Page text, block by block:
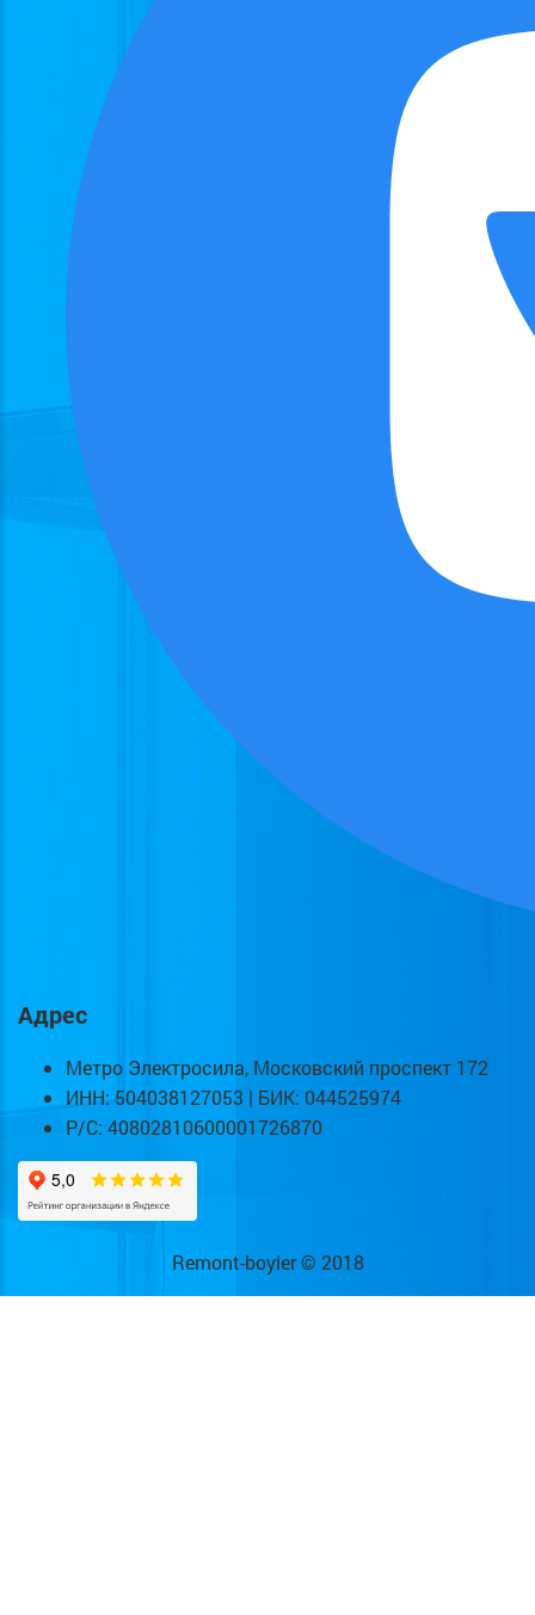
Адрес
Метро Электросила, Московский проспект 172
ИНН: 504038127053 | БИК: 044525974
Р/С: 40802810600001726870
Remont-boyler © 2018